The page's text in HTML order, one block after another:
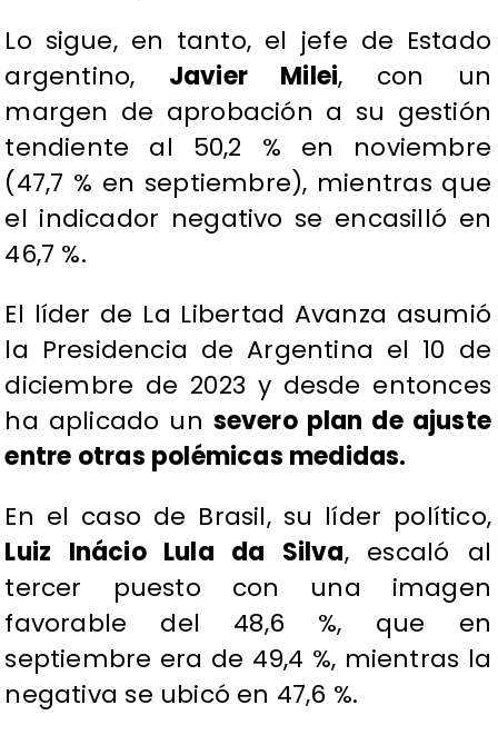
Lo sigue, en tanto, el jefe de Estado
argentino, Javier Milei, con un
margen de aprobación a su gestión
tendiente al 50,2 % en noviembre
(47,7 % en septiembre), mientras que
el indicador negativo se encasilló en
46,7 %.
El líder de La Libertad Avanza asumió
la Presidencia de Argentina el 10 de
diciembre de 2023 y desde entonces
ha aplicado un severo plan de ajuste
entre otras polémicas medidas.
En el caso de Brasil, su líder político,
Luiz Inácio Lula da Silva, escaló al
tercer puesto con una imagen
favorable del 48,6 %, que en
septiembre era de 49,4 %, mientras la
negativa se ubicó en 47,6 %.